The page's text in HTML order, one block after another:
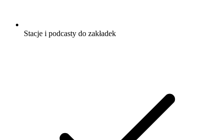
Stacje i podcasty do zakładek